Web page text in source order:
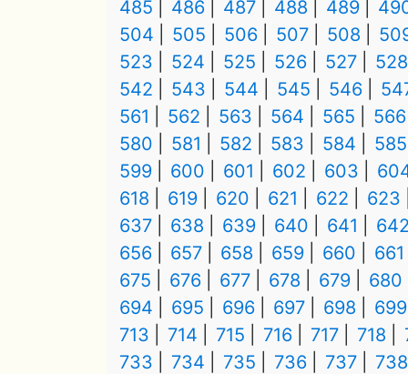
485 486 487 488 489
504
505 506 507 508
523
524 525 526 527
528
542
543 544 545 546
561
562 563 564 565
566
580
581 582 583 584
585
599
600 601 602 603
618
619 620 621 622
623
637
638 639 640 641
656
657 658 659 660
661
675
676 677 678 679
680
694
695 696 697 698
699
713
714 715 716 717 718
733
734 735 736 737
738